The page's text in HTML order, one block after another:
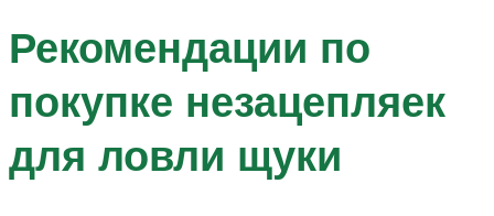
Рекомендации по
покупке незацепляек
для ловли щуки